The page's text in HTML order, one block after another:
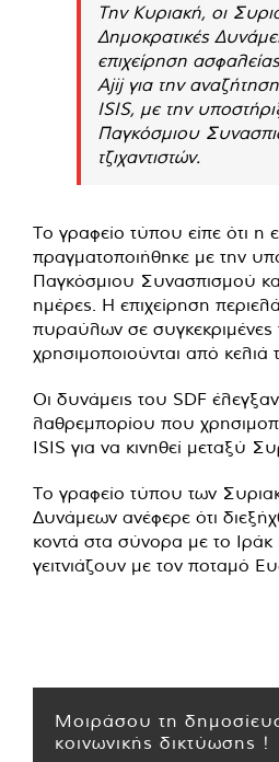
Την Κυριακή, οι
Δημοκρατικές
επιχείρηση
Ajij για την
ISIS, με την
Παγκόσμιου
τζιχαντιστών.
Το γραφείο τύπου είπε ότι η
πραγματοποιήθηκε με την
Παγκόσμιου Συνασπισμού
ημέρες. Η επιχείρηση
πυραύλων σε συγκεκριμένες
χρησιμοποιούνται από κελιά
Οι δυνάμεις του SDF
λαθρεμπορίου που
ISIS για να κινηθεί μεταξύ
Το γραφείο τύπου των
Δυνάμεων ανέφερε ότι
κοντά στα σύνορα με το Ιράκ
γειτνιάζουν με τον ποταμό
Μοιράσου τη
κοινωνικής δικτύωσης !